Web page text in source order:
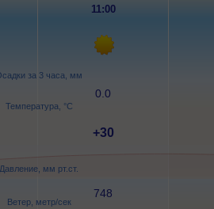
за 3 часа, мм
Температура, °C
Давление, мм рт.ст.
Ветер, метр/сек
11:00
0.0
+30
748